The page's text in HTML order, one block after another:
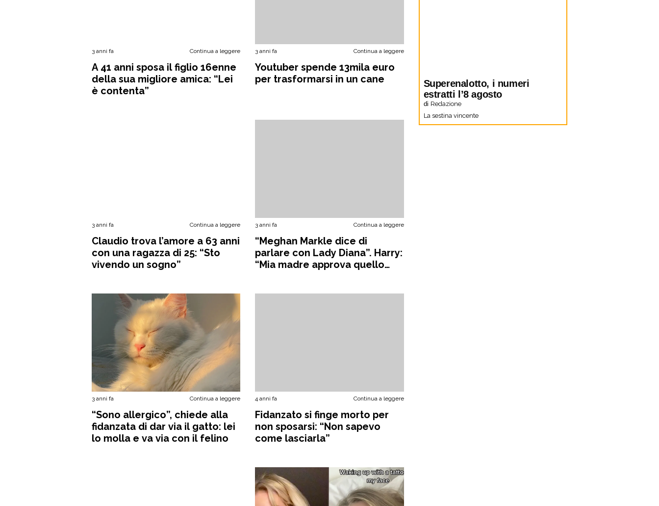
3 anni fa Continua a leggere
A 41 anni sposa il figlio 16enne
della sua migliore amica: “Lei
è contenta”
3 anni fa Continua a leggere
Youtuber spende 13mila euro
per trasformarsi in un cane
3 anni fa Continua a leggere
Claudio trova l’amore a 63 anni
con una ragazza di 25: “Sto
vivendo un sogno”
3 anni fa Continua a leggere
“Meghan Markle dice di
parlare con Lady Diana”. Harry:
“Mia madre approva quello
3 anni fa Continua a leggere
“Sono allergico”, chiede alla
fidanzata di dar via il gatto: lei
lo molla e va via con il felino
4 anni fa Continua a leggere
Fidanzato si finge morto per
non sposarsi: “Non sapevo
come lasciarla”
Superenalotto, i numeri
estratti l’8 agosto
di Redazione
La sestina vincente